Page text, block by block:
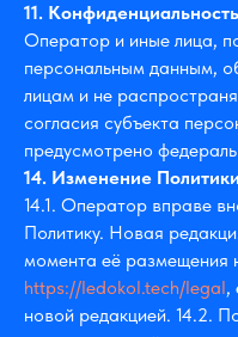
11.
Оператор и иные лица,
персональным данным,
лицам и не
согласия субъекта
предусмотрено
14. Изменение Политики
14.1. Оператор вправе
Политику. Новая
момента её размещения
https://ledokol.tech/legal,
новой редакцией. 14.2.